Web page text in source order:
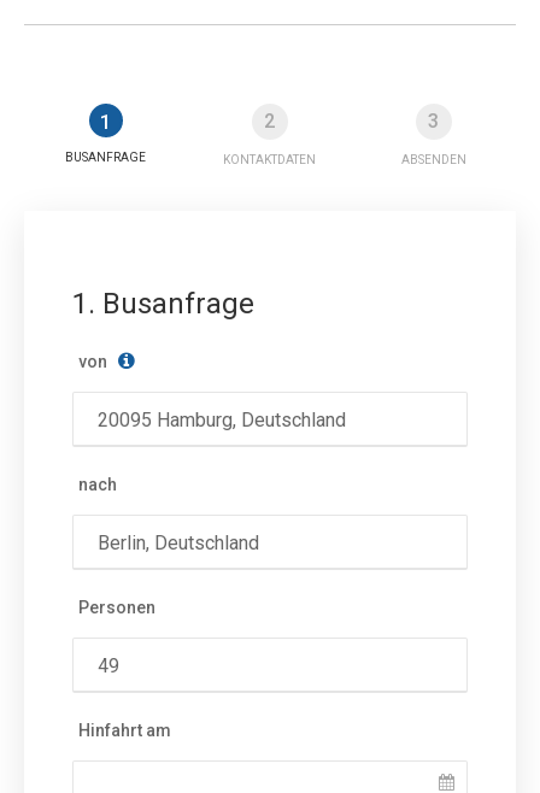
1
BUSANFRAGE
2
KONTAKTDATEN
3
ABSENDEN
1. Busanfrage
von
nach
Personen
Hinfahrt am